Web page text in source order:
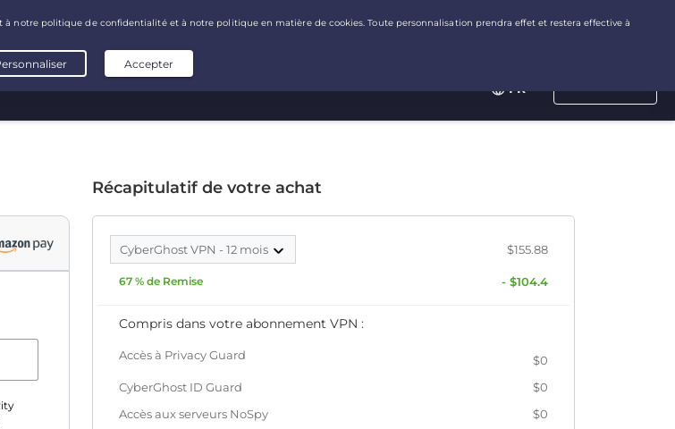
FR
Récapitulatif de votre achat
CyberGhost VPN - 12 mois $155.88
67 % de Remise - $104.4
Compris dans votre abonnement VPN :
Accès à Privacy Guard
$0
CyberGhost ID Guard
$0
Accès aux serveurs NoSpy
$0